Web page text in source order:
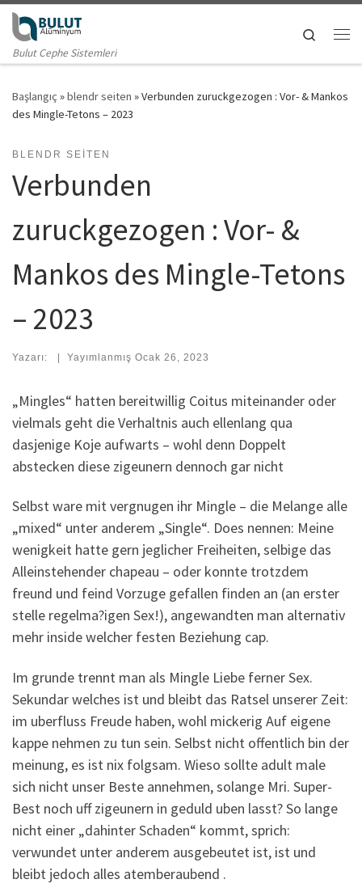
Skip to content
Bulut Cephe Sistemleri
Search
Başlangıç »blendr seiten »Verbunden zuruckgezogen : Vor- & Mankos
des Mingle-Tetons – 2023
BLENDR SEITEN
Verbunden
zuruckgezogen : Vor- &
Mankos des Mingle-Tetons
– 2023
Yazarı: | Yayımlanmış Ocak 26, 2023
„Mingles“ hatten bereitwillig Coitus miteinander oder
vielmals geht die Verhaltnis auch ellenlang qua
dasjenige Koje aufwarts – wohl denn Doppelt
abstecken diese zigeunern dennoch gar nicht
Selbst ware mit vergnugen ihr Mingle – die Melange alle
„mixed“ unter anderem „Single“. Does nennen: Meine
wenigkeit hatte gern jeglicher Freiheiten, selbige das
Alleinstehender chapeau – oder konnte trotzdem
freund und feind Vorzuge gefallen finden an (an erster
stelle regelma?igen Sex!), angewandten man alternativ
mehr inside welcher festen Beziehung cap.
Im grunde trennt man als Mingle Liebe ferner Sex.
Sekundar welches ist und bleibt das Ratsel unserer Zeit:
im uberfluss Freude haben, wohl mickerig Auf eigene
kappe nehmen zu tun sein. Selbst nicht offentlich bin der
meinung, es ist nix folgsam. Wieso sollte adult male
sich nicht unser Beste annehmen, solange Mri. Super-
Best noch uff zigeunern in geduld uben lasst? So lange
nicht einer „dahinter Schaden“ kommt, sprich:
verwundet unter anderem ausgebeutet ist, ist und
bleibt jedoch alles atemberaubend .